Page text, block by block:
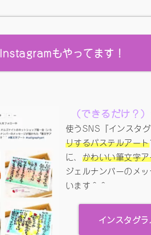
Instagramもやってます！
（できるだけ？
使うSNS『インスタ
りするパステルアート
に、 かわいい筆文字
ジェルナンバーのメ
います＾＾
インスタグ